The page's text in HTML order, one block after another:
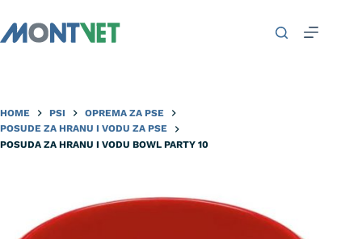
HOME PSI
OPREMA ZA PSE
POSUDE ZA HRANU I VODU ZA PSE
POSUDA ZA HRANU I VODU BOWL PARTY 10